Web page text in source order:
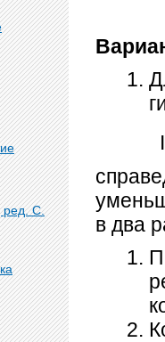
ред. С.
I
в два